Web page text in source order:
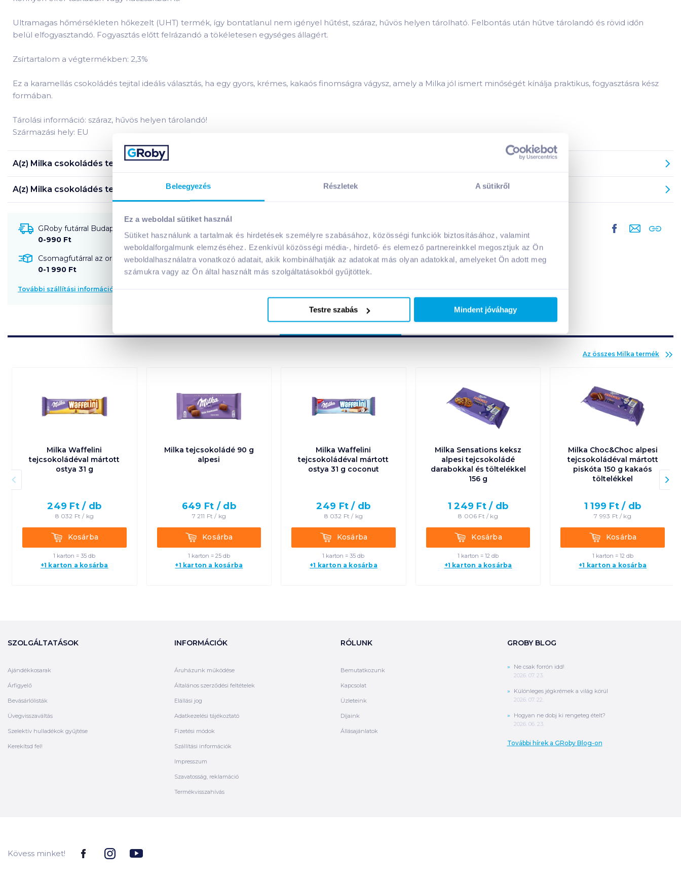
Beleegyezés Részletek A sütikről
Ez a weboldal sütiket használ
Sütiket használunk a tartalmak és hirdetések személyre szabásához, közösségi funkciók biztosításához, valamint
weboldalforgalmunk elemzéséhez. Ezenkívül közösségi média-, hirdető- és elemező partnereinkkel megosztjuk az Ön
weboldalhasználatra vonatkozó adatait, akik kombinálhatják az adatokat más olyan adatokkal, amelyeket Ön adott meg
számukra vagy az Ön által használt más szolgáltatásokból gyűjtöttek.
Testre szabás Mindent jóváhagy
Ultramagas hőmérsékleten hőkezelt (UHT) termék, így bontatlanul nem igényel hűtést, száraz, hűvös helyen tárolható. Felbontás után hűtve tárolandó és rövid időn
belül elfogyasztandó. Fogyasztás előtt felrázandó a tökéletesen egységes állagért.
Zsírtartalom a végtermékben: 2,3%
Ez a karamellás csokoládés tejital ideális választás, ha egy gyors, krémes, kakaós finomságra vágysz, amely a Milka jól ismert minőségét kínálja praktikus, fogyasztásra kész
formában.
Tárolási információ: száraz, hűvös helyen tárolandó!
Származási hely: EU
A(z) Milka csokoládés tejital 250 ml karamell ízesítéssel
A(z) Milka csokoládés tejital 250 ml karamell ízesítéssel termék tápanyagai:
GRoby futárral Budapestre és környékére szállítható
0-990 Ft
Csomagfutárral az ország egész területére szállítható!
0-1 990 Ft
További szállítási információk
Az összes Milka termék
Milka Waffelini
tejcsokoládéval mártott
ostya 31 g
249 Ft / db
8 032 Ft / kg
KosárbaKosárba
1 karton = 35 db
+1 karton a kosárba
Milka tejcsokoládé 90 g
alpesi
649 Ft / db
7 211 Ft / kg
KosárbaKosárba
1 karton = 25 db
+1 karton a kosárba
Milka Waffelini
tejcsokoládéval mártott
ostya 31 g coconut
249 Ft / db
8 032 Ft / kg
KosárbaKosárba
1 karton = 35 db
+1 karton a kosárba
Milka Sensations keksz
alpesi tejcsokoládé
darabokkal és töltelékkel
156 g
1 249 Ft / db
8 006 Ft / kg
KosárbaKosárba
1 karton = 12 db
+1 karton a kosárba
Milka Choc&Choc alpesi
tejcsokoládéval mártott
piskóta 150 g kakaós
töltelékkel
1 199 Ft / db
7 993 Ft / kg
KosárbaKosárba
1 karton = 12 db
+1 karton a kosárba
SZOLGÁLTATÁSOK
Ajándékkosarak
Árfigyelő
Bevásárlólisták
Üvegvisszaváltás
Szelektív hulladékok gyűjtése
Kerekítsd fel!
INFORMÁCIÓK
Áruházunk működése
Általános szerződési feltételek
Elállási jog
Adatkezelési tájékoztató
Fizetési módok
Szállítási információk
Impresszum
Szavatosság, reklamáció
Termékvisszahívás
RÓLUNK
Bemutatkozunk
Kapcsolat
Üzleteink
Díjaink
Állásajánlatok
GROBY BLOG
Ne csak forrón idd!
2026. 07. 23.
Különleges jégkrémek a világ körül
2026. 07. 22.
Hogyan ne dobj ki rengeteg ételt?
2026. 06. 23.
További hírek a GRoby Blog-on
Kövess minket!